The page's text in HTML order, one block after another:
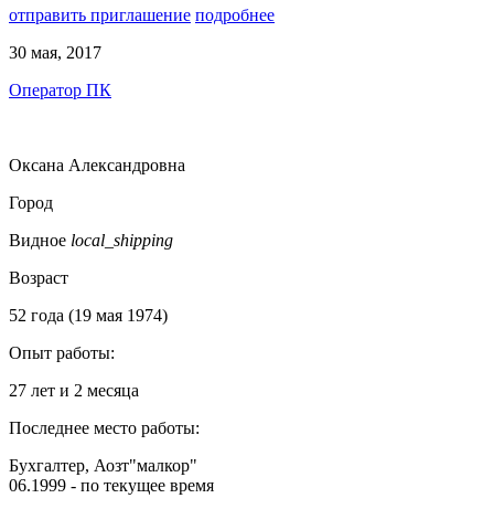
отправить приглашение подробнее
30 мая, 2017
Оператор ПК
Оксана Александровна
Город
Видное local_shipping
Возраст
52 года (19 мая 1974)
Опыт работы:
27 лет и 2 месяца
Последнее место работы:
Бухгалтер, Аозт"малкор"
06.1999 - по текущее время